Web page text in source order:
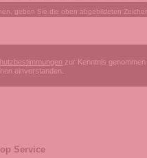
geben Sie die oben abgebildeten
zur Kenntnis genommen
einverstanden.
Service